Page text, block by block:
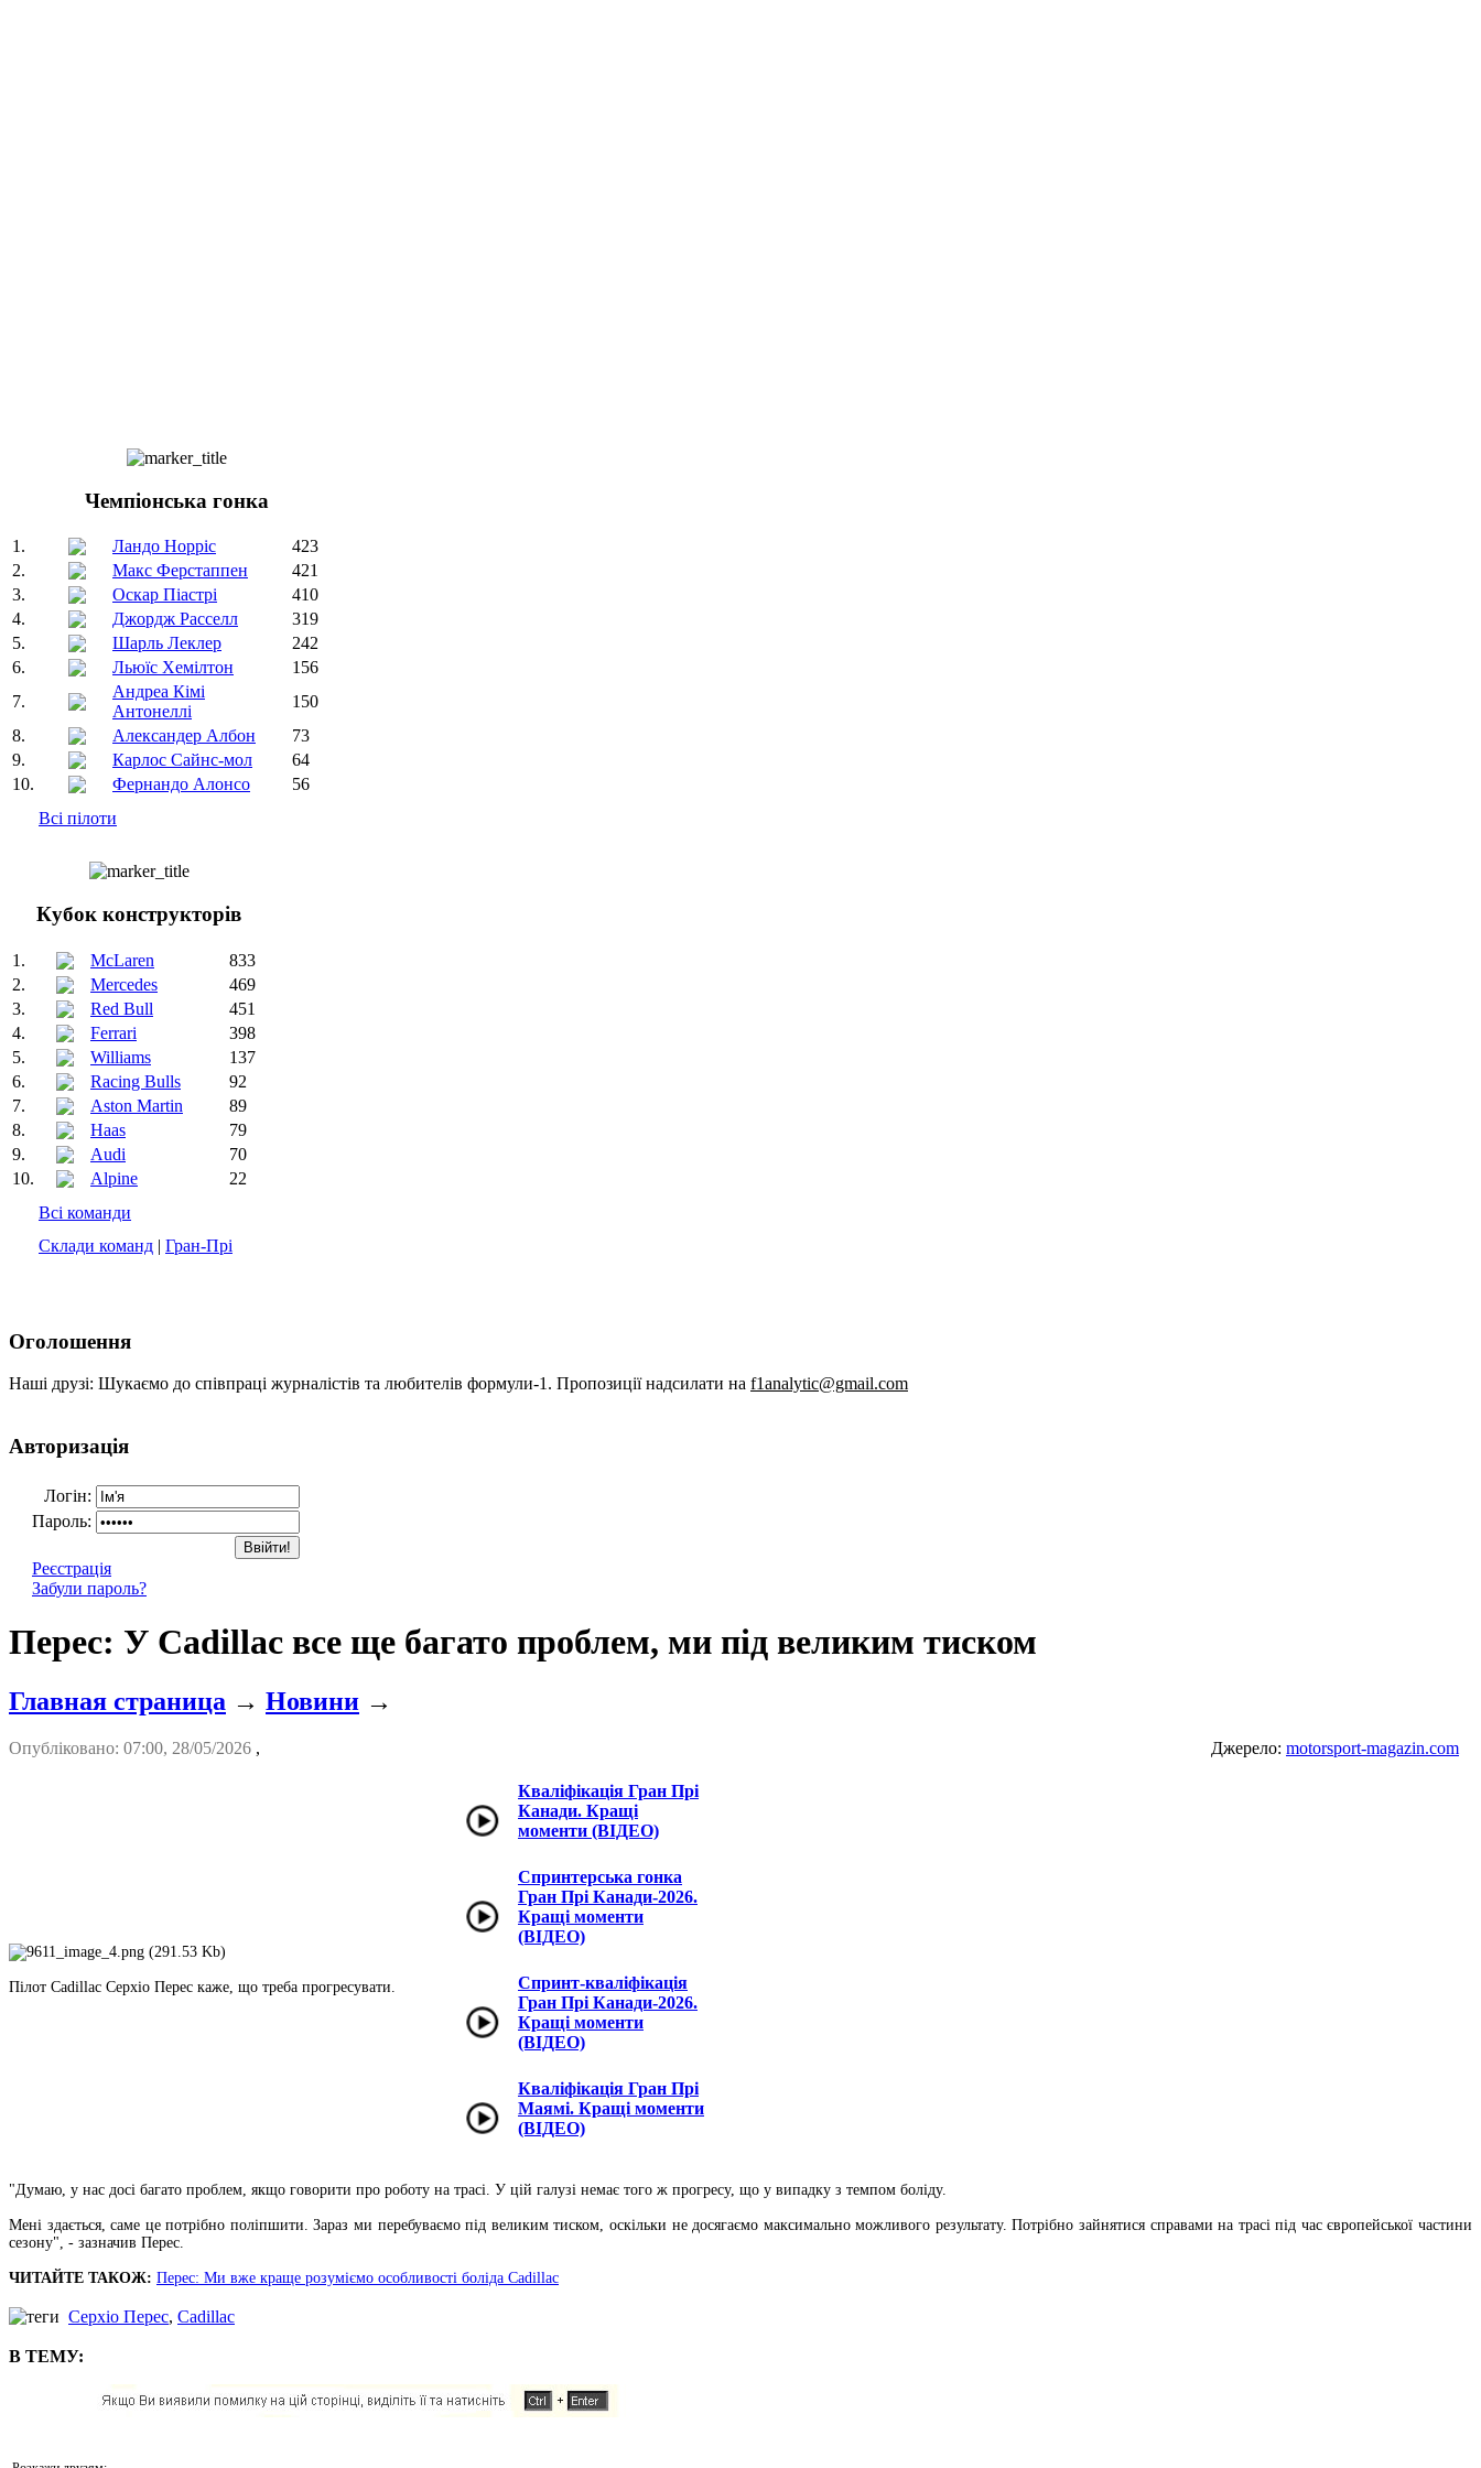
Чемпіонська гонка
1. Ландо Норріс
423
2.
Макс Ферстаппен
421
3.
Оскар Піастрі
410
4.
Джордж Расселл
319
5.
Шарль Леклер
242
6.
Льюїс Хемілтон
156
7.
Андреа Кімі
Антонеллі
150
8.
Александер Албон
73
9.
Карлос Сайнс-мол
64
10.
Фернандо Алонсо
56
Всі пілоти
Кубок конструкторів
1. McLaren
833
2.
Mercedes
469
3.
Red Bull
451
4.
Ferrari
398
5.
Williams
137
6.
Racing Bulls
92
7.
Aston Martin
89
8.
Haas
79
9.
Audi
70
10.
Alpine
22
Всі команди
Склади команд | Гран-Прі
Оголошення
Наші друзі: Шукаємо до співпраці журналістів та любителів формули-1. Пропозиції надсилати на f1analytic@gmail.com
Авторизація
Логін:
Пароль:
Реєстрація
Забули пароль?
Перес: У Cadillac все ще багато проблем, ми під великим тиском
Главная страница → Новини →
Опубліковано: 07:00, 28/05/2026 , Джерело: motorsport-magazin.com
Пілот Cadillac Серхіо Перес каже, що треба прогресувати.
Кваліфікація Гран Прі
Канади. Кращі
моменти (ВІДЕО)
Спринтерська гонка
Гран Прі Канади-2026.
Кращі моменти
(ВІДЕО)
Спринт-кваліфікація
Гран Прі Канади-2026.
Кращі моменти
(ВІДЕО)
Кваліфікація Гран Прі
Маямі. Кращі моменти
(ВІДЕО)
"Думаю, у нас досі багато проблем, якщо говорити про роботу на трасі. У цій галузі немає того ж прогресу, що у випадку з темпом боліду.
Мені здається, саме це потрібно поліпшити. Зараз ми перебуваємо під великим тиском, оскільки не досягаємо максимально можливого результату. Потрібно зайнятися справами на трасі під час європейської частини
сезону", - зазначив Перес.
ЧИТАЙТЕ ТАКОЖ: Перес: Ми вже краще розуміємо особливості боліда Cadillac
Серхіо Перес, Cadillac
В ТЕМУ: